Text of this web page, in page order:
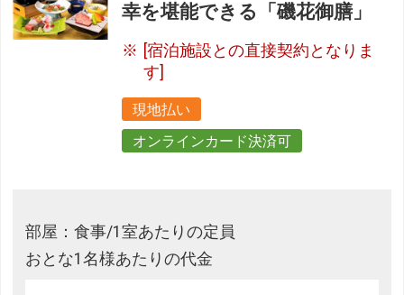
幸を堪能できる「磯花御膳」
[宿泊施設との直接契約となりま
す]
現地払い
オンラインカード決済可
部屋：食事/1室あたりの定員
おとな1名様あたりの代金